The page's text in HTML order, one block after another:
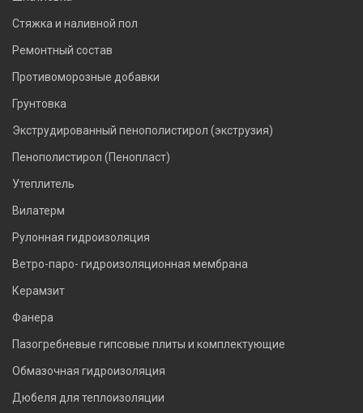
Стяжка и наливной пол
Ремонтный состав
Противоморозные добавки
Грунтовка
Экструдированный пенополистирол (экструзия)
Пенополистирол (Пенопласт)
Утеплитель
Вилатерм
Рулонная гидроизоляция
Ветро-паро- гидроизоляционная мембрана
Керамзит
Фанера
Пазогребневые гипсовые плиты и комплектующие
Обмазочная гидроизоляция
Дюбеля для теплоизоляции